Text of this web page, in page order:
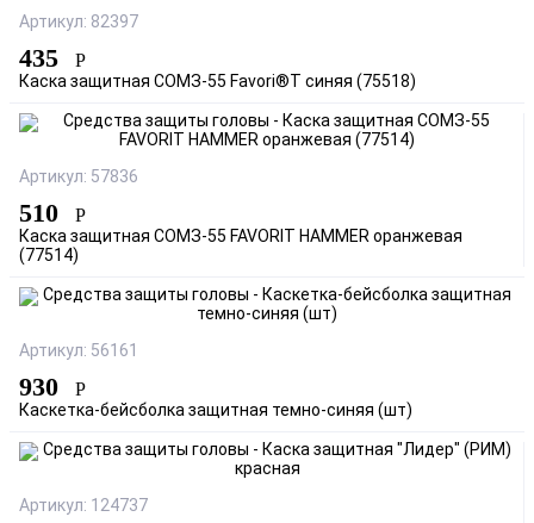
Артикул: 82397
435 Р
Каска защитная СОМЗ-55 Favori®T синяя (75518)
Артикул: 57836
510 Р
Каска защитная СОМЗ-55 FAVORIT HAMMER оранжевая
(77514)
Артикул: 56161
930 Р
Каскетка-бейсболка защитная темно-синяя (шт)
Артикул: 124737